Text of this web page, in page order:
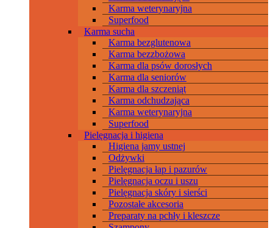
Karma weterynaryjna
Superfood
Karma sucha
Karma bezglutenowa
Karma bezzbożowa
Karma dla psów dorosłych
Karma dla seniorów
Karma dla szczeniąt
Karma odchudzająca
Karma weterynaryjna
Superfood
Pielęgnacja i higiena
Higiena jamy ustnej
Odżywki
Pielęgnacja łap i pazurów
Pielęgnacja oczu i uszu
Pielęgnacja skóry i sierści
Pozostałe akcesoria
Preparaty na pchły i kleszcze